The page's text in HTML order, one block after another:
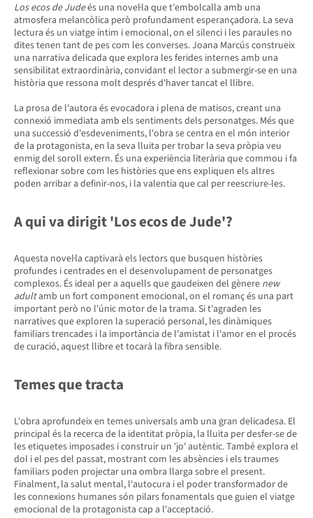
Los ecos de Judeés una novel·la que t'embolcalla amb una
atmosfera melancòlica però profundament esperançadora. La seva
lectura és un viatge íntim i emocional, on el silenci i les paraules no
dites tenen tant de pes com les converses. Joana Marcús construeix
una narrativa delicada que explora les ferides internes amb una
sensibilitat extraordinària, convidant el lector a submergir-se en una
història que ressona molt després d'haver tancat el llibre.
La prosa de l'autora és evocadora i plena de matisos, creant una
connexió immediata amb els sentiments dels personatges. Més que
una successió d'esdeveniments, l'obra se centra en el món interior
de la protagonista, en la seva lluita per trobar la seva pròpia veu
enmig del soroll extern. És una experiència literària que commou i fa
reflexionar sobre com les històries que ens expliquen els altres
poden arribar a definir-nos, i la valentia que cal per reescriure-les.
A qui va dirigit 'Los ecos de Jude'?
Aquesta novel·la captivarà els lectors que busquen històries
profundes i centrades en el desenvolupament de personatges
complexos. És ideal per a aquells que gaudeixen del gènere new
adultamb un fort component emocional, on el romanç és una part
important però no l'únic motor de la trama. Si t'agraden les
narratives que exploren la superació personal, les dinàmiques
familiars trencades i la importància de l'amistat i l'amor en el procés
de curació, aquest llibre et tocarà la fibra sensible.
Temes que tracta
L'obra aprofundeix en temes universals amb una gran delicadesa. El
principal és la recerca de la identitat pròpia, la lluita per desfer-se de
les etiquetes imposades i construir un 'jo' autèntic. També explora el
dol i el pes del passat, mostrant com les absències i els traumes
familiars poden projectar una ombra llarga sobre el present.
Finalment, la salut mental, l'autocura i el poder transformador de
les connexions humanes són pilars fonamentals que guien el viatge
emocional de la protagonista cap a l'acceptació.